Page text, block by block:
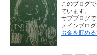
このブログ
ています。
サブブログで
メインブロ
お金を貯め